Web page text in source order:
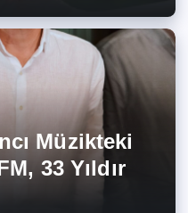
Müzikteki
33 Yıldır